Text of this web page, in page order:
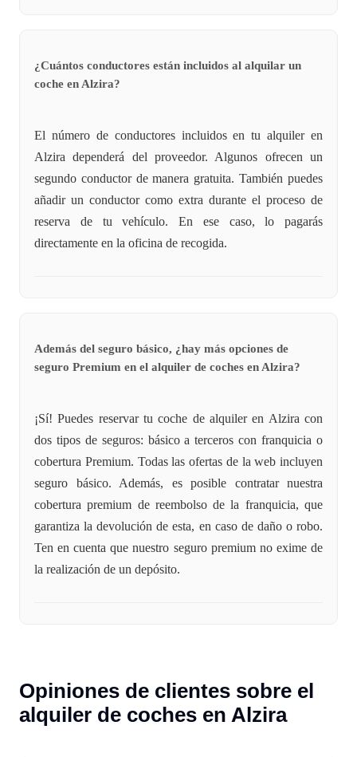
¿Cuántos conductores están incluidos al alquilar un
coche en Alzira?
El número de conductores incluidos en tu alquiler en
Alzira dependerá del proveedor. Algunos ofrecen un
segundo conductor de manera gratuita. También puedes
añadir un conductor como extra durante el proceso de
reserva de tu vehículo. En ese caso, lo pagarás
directamente en la oficina de recogida.
Además del seguro básico, ¿hay más opciones de
seguro Premium en el alquiler de coches en Alzira?
¡Sí! Puedes reservar tu coche de alquiler en Alzira con
dos tipos de seguros: básico a terceros con franquicia o
cobertura Premium. Todas las ofertas de la web incluyen
seguro básico. Además, es posible contratar nuestra
cobertura premium de reembolso de la franquicia, que
garantiza la devolución de esta, en caso de daño o robo.
Ten en cuenta que nuestro seguro premium no exime de
la realización de un depósito.
Opiniones de clientes sobre el
alquiler de coches en Alzira